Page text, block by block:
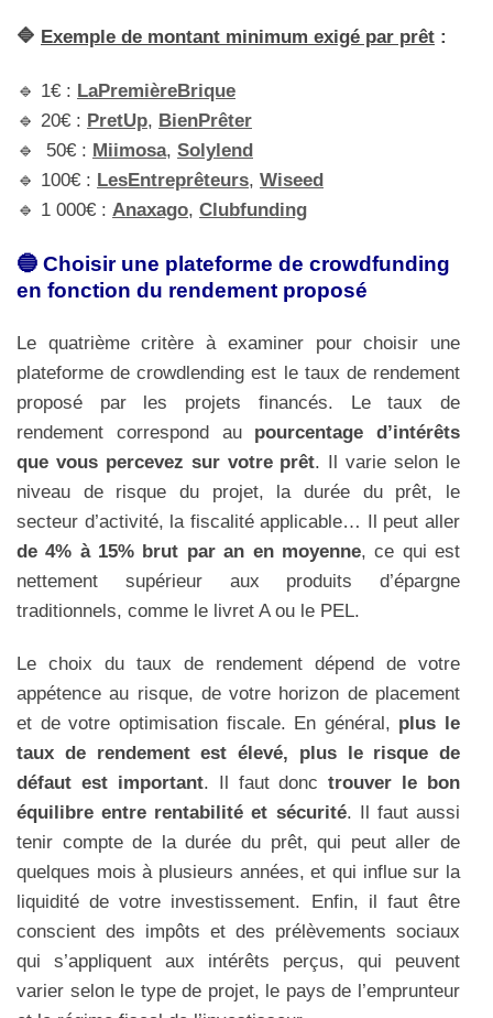
🔷 Exemple de montant minimum exigé par prêt :
🔹 1€ : LaPremièreBrique
🔹 20€ : PretUp, BienPrêter
🔹 50€ : Miimosa, Solylend
🔹 100€ : LesEntreprêteurs, Wiseed
🔹 1 000€ : Anaxago, Clubfunding
🔵 Choisir une plateforme de crowdfunding
en fonction du rendement proposé
Le quatrième critère à examiner pour choisir une
plateforme de crowdlending est le taux de rendement
proposé par les projets financés. Le taux de
rendement correspond au pourcentage d’intérêts
que vous percevez sur votre prêt. Il varie selon le
niveau de risque du projet, la durée du prêt, le
secteur d’activité, la fiscalité applicable… Il peut aller
de 4% à 15% brut par an en moyenne, ce qui est
nettement supérieur aux produits d’épargne
traditionnels, comme le livret A ou le PEL.
Le choix du taux de rendement dépend de votre
appétence au risque, de votre horizon de placement
et de votre optimisation fiscale. En général, plus le
taux de rendement est élevé, plus le risque de
défaut est important. Il faut donctrouver le bon
équilibre entre rentabilité et sécurité. Il faut aussi
tenir compte de la durée du prêt, qui peut aller de
quelques mois à plusieurs années, et qui influe sur la
liquidité de votre investissement. Enfin, il faut être
conscient des impôts et des prélèvements sociaux
qui s’appliquent aux intérêts perçus, qui peuvent
varier selon le type de projet, le pays de l’emprunteur
X